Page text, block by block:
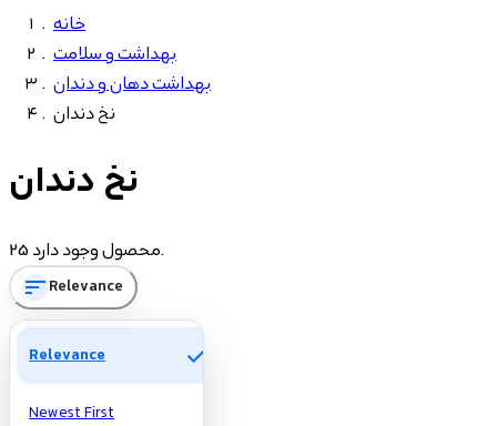
خانه
بهداشت و سلامت
بهداشت دهان و دندان
نخ دندان
تومان
Manufacturers
نخ دندان
25 محصول وجود دارد.
sortRelevance
Relevance check
Newest First